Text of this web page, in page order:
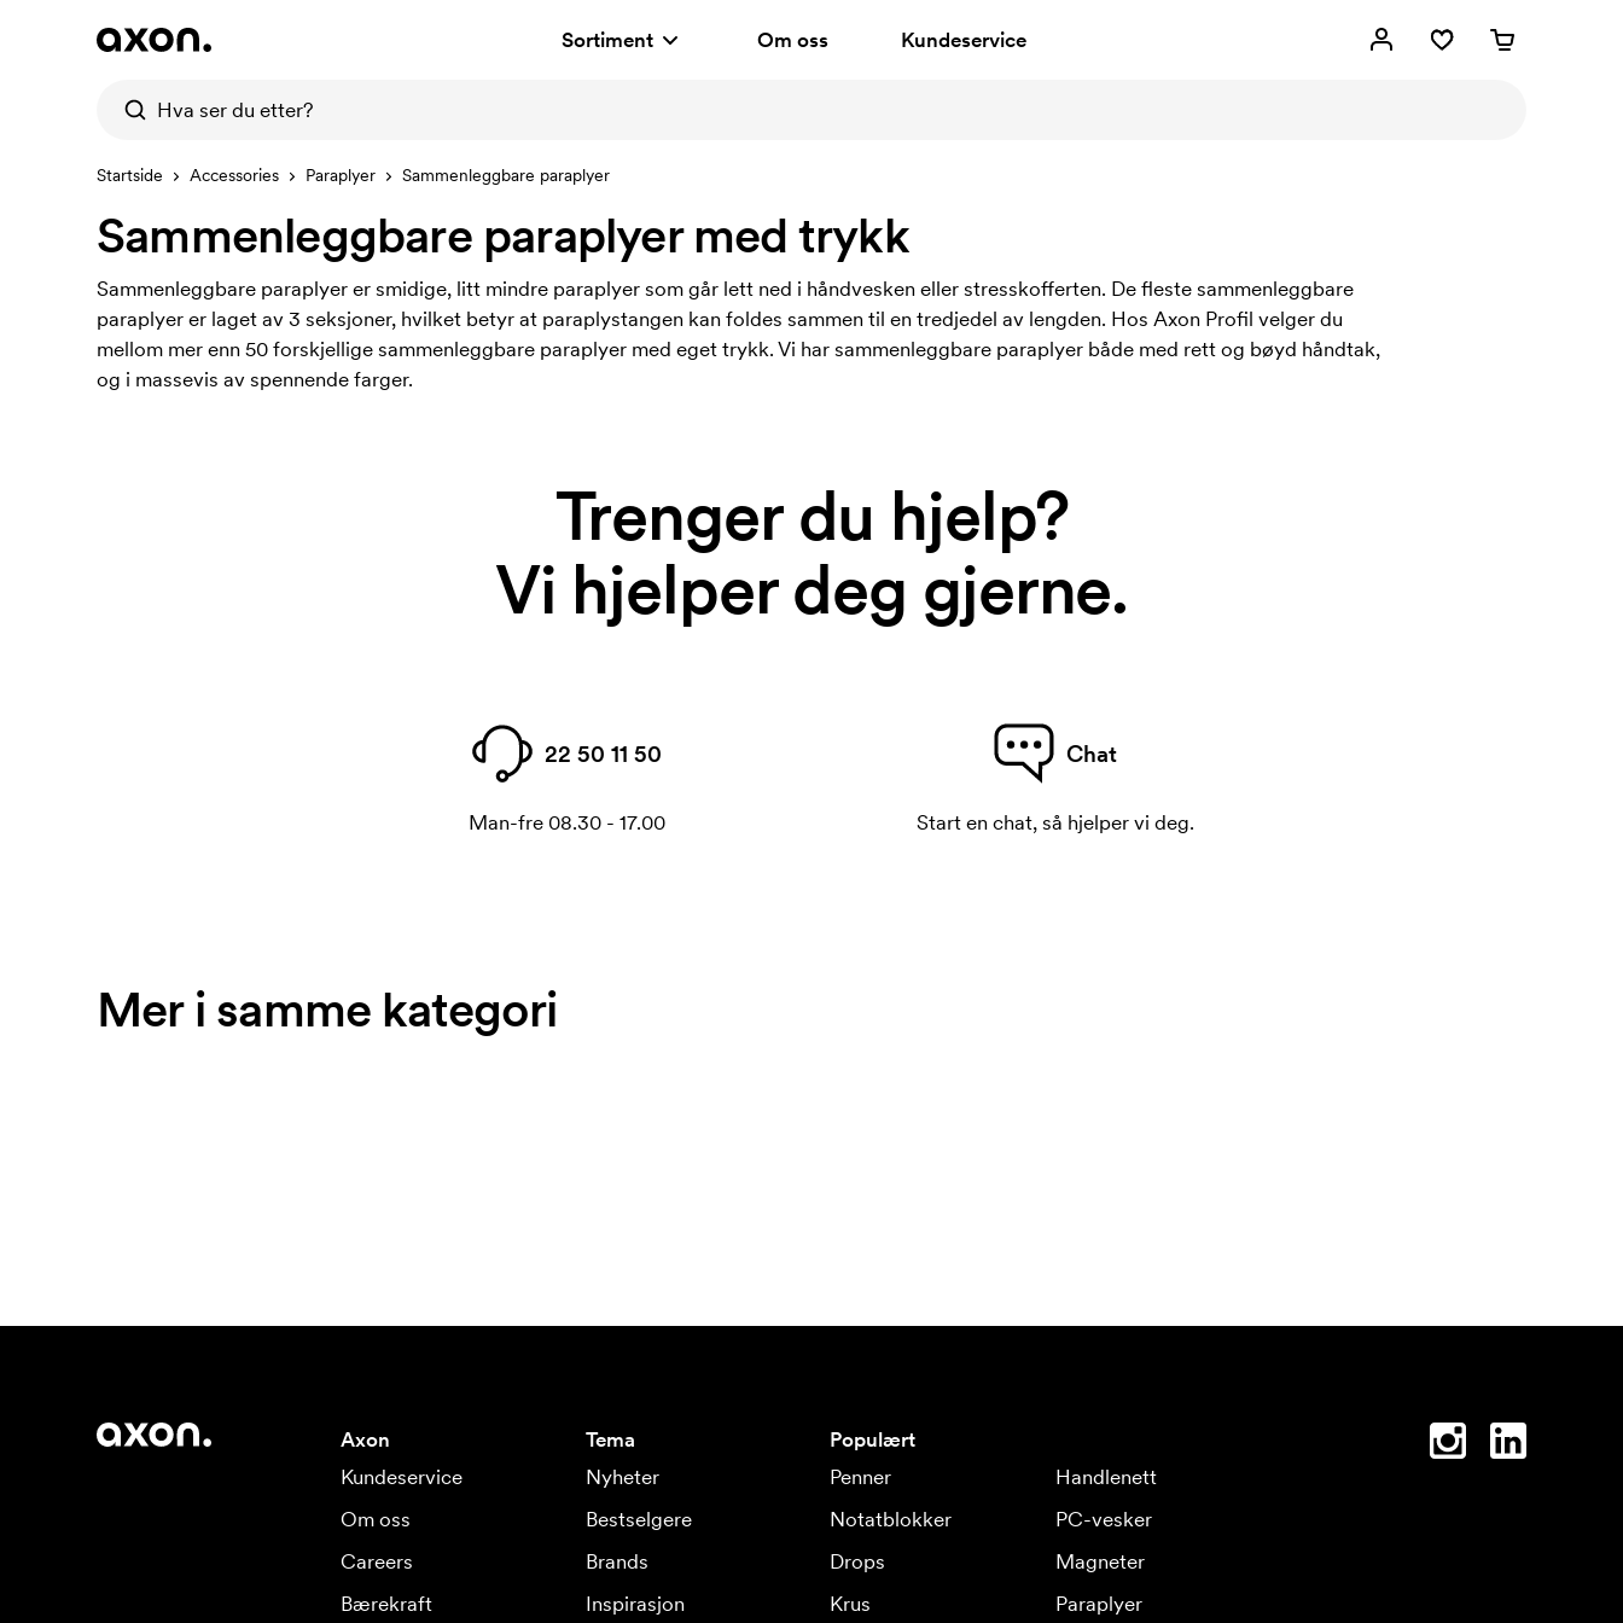
Sortiment Om oss Kundeservice
Startside Accessories Paraplyer Sammenleggbare paraplyer
Sammenleggbare paraplyer med trykk
Sammenleggbare paraplyer er smidige, litt mindre paraplyer som går lett ned i håndvesken eller stresskofferten. De fleste sammenleggbare
paraplyer er laget av 3 seksjoner, hvilket betyr at paraplystangen kan foldes sammen til en tredjedel av lengden. Hos Axon Profil velger du
mellom mer enn 50 forskjellige sammenleggbare paraplyer med eget trykk. Vi har sammenleggbare paraplyer både med rett og bøyd håndtak,
og i massevis av spennende farger.
Trenger du hjelp?
Vi hjelper deg gjerne.
22 50 11 50
Man-fre 08.30 - 17.00
Chat
Start en chat, så hjelper vi deg.
Mer i samme kategori
Axon
Kundeservice
Om oss
Careers
Bærekraft
Tema
Nyheter
Bestselgere
Brands
Inspirasjon
Populært
Penner
Handlenett
Notatblokker
PC-vesker
Drops
Magneter
Krus
Paraplyer